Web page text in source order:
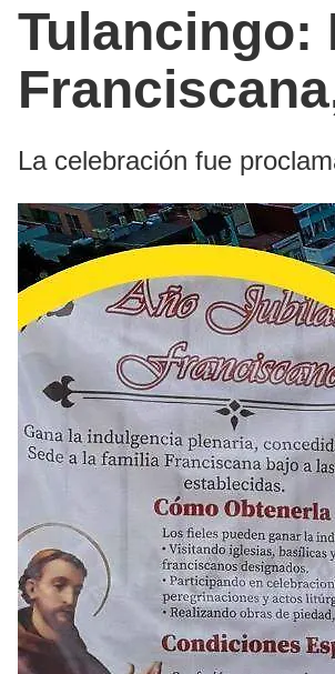
Tulancingo:
La celebración fue